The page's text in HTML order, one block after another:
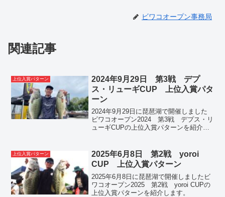
ビワコオープン事務局
関連記事
上位入賞パターン
2024年9月29日 第3戦 デプ
ス・リューギCUP 上位入賞パタ
ーン
2024年9月29日に琵琶湖で開催しました
ビワコオープン2024 第3戦 デプス・リ
ューギCUPの上位入賞パターンを紹介し
上位入賞パターン
2025年6月8日 第2戦 yoroi
CUP 上位入賞パターン
2025年6月8日に琵琶湖で開催しましたビ
ワコオープン2025 第2戦 yoroi CUPの
上位入賞パターンを紹介します。